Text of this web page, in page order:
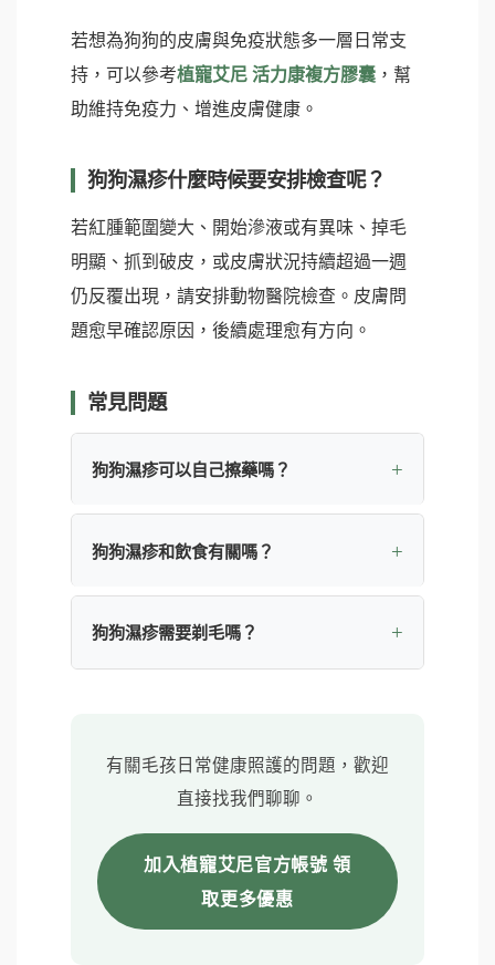
若想為狗狗的皮膚與免疫狀態多一層日常支
持，可以參考植寵艾尼 活力康複方膠囊 ，幫
助維持免疫力、增進皮膚健康。
狗狗濕疹什麼時候要安排檢查呢？
若紅腫範圍變大、開始滲液或有異味、掉毛
明顯、抓到破皮，或皮膚狀況持續超過一週
仍反覆出現，請安排動物醫院檢查。皮膚問
題愈早確認原因，後續處理愈有方向。
常見問題
狗狗濕疹可以自己擦藥嗎？
狗狗濕疹和飲食有關嗎？
狗狗濕疹需要剃毛嗎？
有關毛孩日常健康照護的問題，歡迎
直接找我們聊聊。
加入植寵艾尼官方帳號 領
取更多優惠